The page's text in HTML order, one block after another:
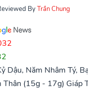
ByTrần Chung
Dậu, Năm Nhâm Tý,
Thân (15g - 17g) Giáp